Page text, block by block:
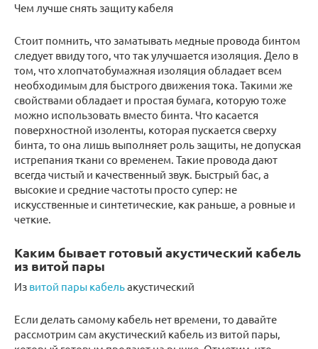
Чем лучше снять защиту кабеля
Стоит помнить, что заматывать медные провода бинтом
следует ввиду того, что так улучшается изоляция. Дело в
том, что хлопчатобумажная изоляция обладает всем
необходимым для быстрого движения тока. Такими же
свойствами обладает и простая бумага, которую тоже
можно использовать вместо бинта. Что касается
поверхностной изоленты, которая пускается сверху
бинта, то она лишь выполняет роль защиты, не допуская
истрепания ткани со временем. Такие провода дают
всегда чистый и качественный звук. Быстрый бас, а
высокие и средние частоты просто супер: не
искусственные и синтетические, как раньше, а ровные и
четкие.
Каким бывает готовый акустический кабель
из витой пары
Из витой пары кабельакустический
Если делать самому кабель нет времени, то давайте
рассмотрим сам акустический кабель из витой пары,